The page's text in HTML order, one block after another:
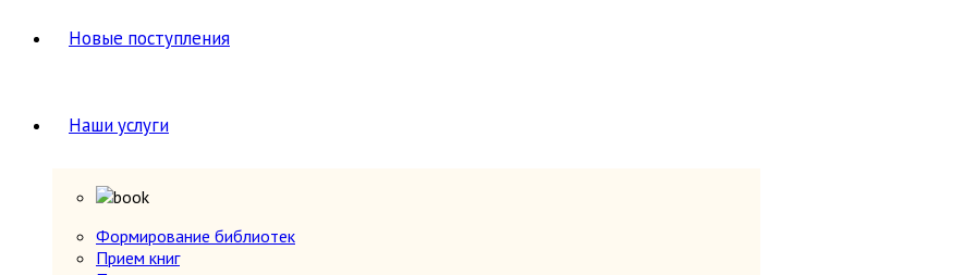
Литературоведение
Марксистско-ленинская литература
Медицина
Терапия и инфекционные болезни
Хирургия, онкология, травматология, ортопедия
Металлургия, горное дело
Новые поступления
Наши услуги
Формирование библиотек
Прием книг